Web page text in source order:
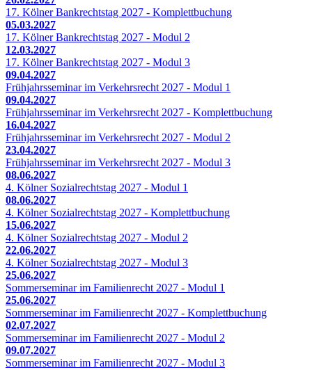
17. Kölner Bankrechtstag 2027 - Komplettbuchung
05.03.2027
17. Kölner Bankrechtstag 2027 - Modul 2
12.03.2027
17. Kölner Bankrechtstag 2027 - Modul 3
09.04.2027
Frühjahrsseminar im Verkehrsrecht 2027 - Modul 1
09.04.2027
Frühjahrsseminar im Verkehrsrecht 2027 - Komplettbuchung
16.04.2027
Frühjahrsseminar im Verkehrsrecht 2027 - Modul 2
23.04.2027
Frühjahrsseminar im Verkehrsrecht 2027 - Modul 3
08.06.2027
4. Kölner Sozialrechtstag 2027 - Modul 1
08.06.2027
4. Kölner Sozialrechtstag 2027 - Komplettbuchung
15.06.2027
4. Kölner Sozialrechtstag 2027 - Modul 2
22.06.2027
4. Kölner Sozialrechtstag 2027 - Modul 3
25.06.2027
Sommerseminar im Familienrecht 2027 - Modul 1
25.06.2027
Sommerseminar im Familienrecht 2027 - Komplettbuchung
02.07.2027
Sommerseminar im Familienrecht 2027 - Modul 2
09.07.2027
Sommerseminar im Familienrecht 2027 - Modul 3